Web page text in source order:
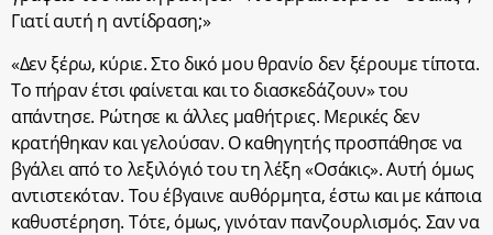
Γιατί αυτή η αντίδραση;»
«Δεν ξέρω, κύριε. Στο δικό μου θρανίο δεν ξέρουμε τίποτα.
Το πήραν έτσι φαίνεται και το διασκεδάζουν» του
απάντησε. Ρώτησε κι άλλες μαθήτριες. Μερικές δεν
κρατήθηκαν και γελούσαν. Ο καθηγητής προσπάθησε να
βγάλει από το λεξιλόγιό του τη λέξη «Οσάκις». Αυτή όμως
αντιστεκόταν. Του έβγαινε αυθόρμητα, έστω και με κάποια
καθυστέρηση. Τότε, όμως, γινόταν πανζουρλισμός. Σαν να